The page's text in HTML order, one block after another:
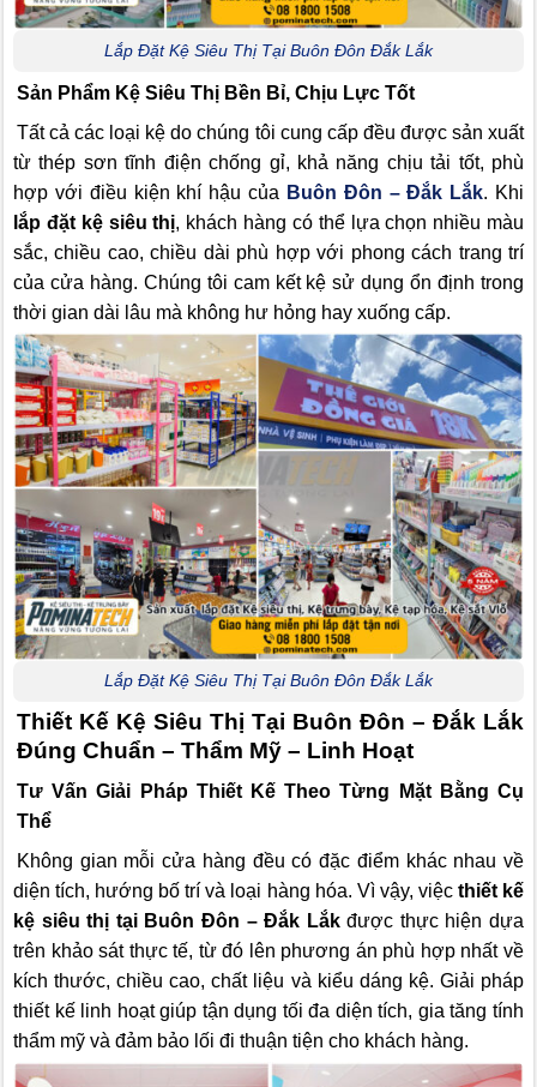
Lắp Đặt Kệ Siêu Thị Tại Buôn Đôn Đắk Lắk
Sản Phẩm Kệ Siêu Thị Bền Bỉ, Chịu Lực Tốt
Tất cả các loại kệ do chúng tôi cung cấp đều được sản xuất
từ thép sơn tĩnh điện chống gỉ, khả năng chịu tải tốt, phù
hợp với điều kiện khí hậu của Buôn Đôn – Đắk Lắk. Khi
lắp đặt kệ siêu thị, khách hàng có thể lựa chọn nhiều màu
sắc, chiều cao, chiều dài phù hợp với phong cách trang trí
của cửa hàng. Chúng tôi cam kết kệ sử dụng ổn định trong
thời gian dài lâu mà không hư hỏng hay xuống cấp.
Lắp Đặt Kệ Siêu Thị Tại Buôn Đôn Đắk Lắk
Thiết Kế Kệ Siêu Thị Tại Buôn Đôn – Đắk Lắk
Đúng Chuẩn – Thẩm Mỹ – Linh Hoạt
Tư Vấn Giải Pháp Thiết Kế Theo Từng Mặt Bằng Cụ
Thể
Không gian mỗi cửa hàng đều có đặc điểm khác nhau về
diện tích, hướng bố trí và loại hàng hóa. Vì vậy, việc thiết kế
kệ siêu thị tại Buôn Đôn – Đắk Lắkđược thực hiện dựa
trên khảo sát thực tế, từ đó lên phương án phù hợp nhất về
kích thước, chiều cao, chất liệu và kiểu dáng kệ. Giải pháp
thiết kế linh hoạt giúp tận dụng tối đa diện tích, gia tăng tính
thẩm mỹ và đảm bảo lối đi thuận tiện cho khách hàng.